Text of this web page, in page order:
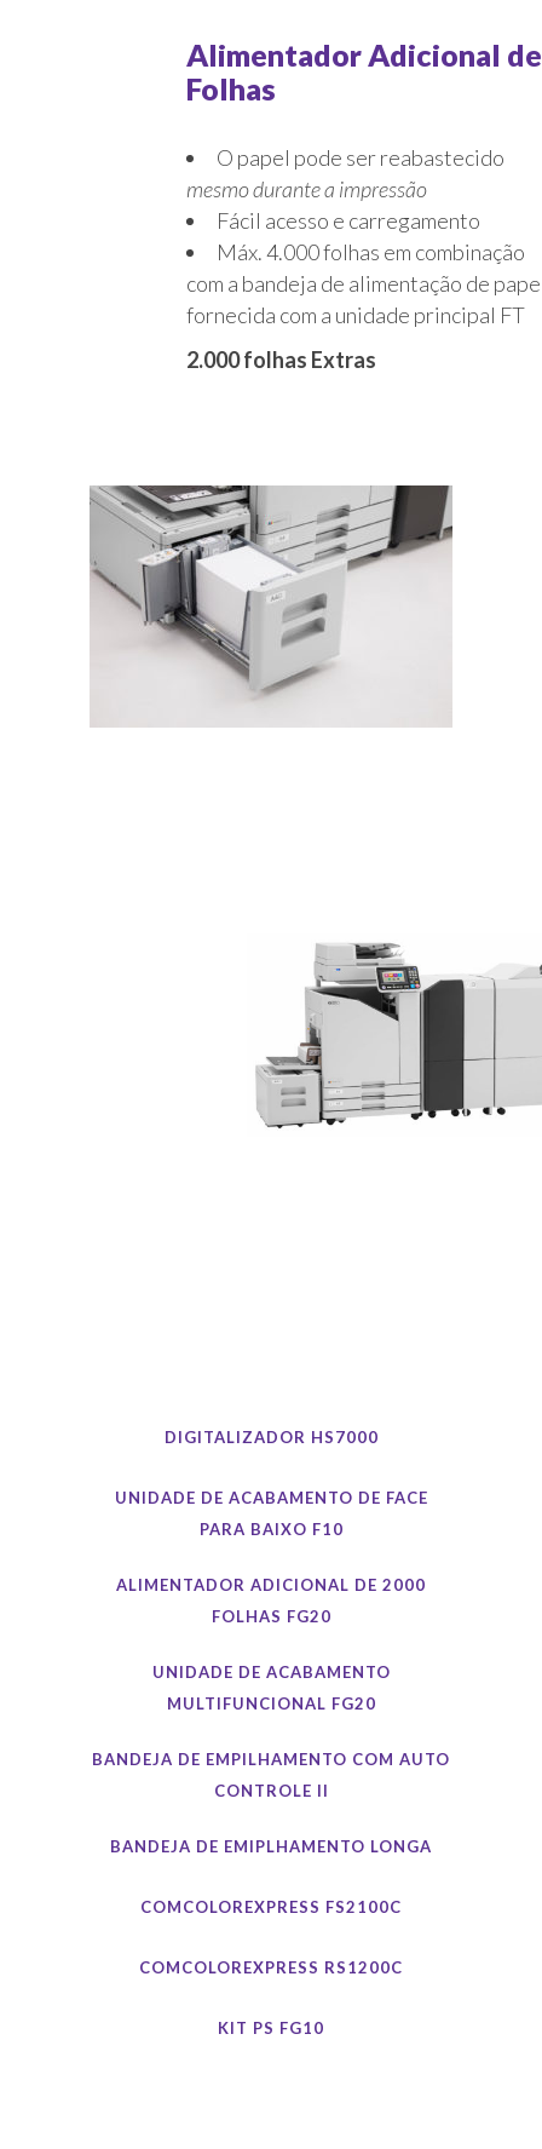
Alimentador Adicional de
Folhas
O papel pode ser reabastecido
mesmo durante a impressão
Fácil acesso e carregamento
Máx. 4.000 folhas em combinação
com a bandeja de alimentação de
fornecida com a unidade principal FT
2.000 folhas Extras
DIGITALIZADOR HS7000
UNIDADE DE ACABAMENTO DE FACE
PARA BAIXO F10
ALIMENTADOR ADICIONAL DE 2000
FOLHAS FG20
UNIDADE DE ACABAMENTO
MULTIFUNCIONAL FG20
BANDEJA DE EMPILHAMENTO COM AUTO
CONTROLE II
BANDEJA DE EMIPLHAMENTO LONGA
COMCOLOREXPRESS FS2100C
COMCOLOREXPRESS RS1200C
KIT PS FG10